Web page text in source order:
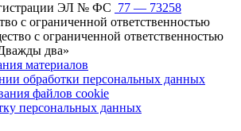
ЭЛ № ФС 77 — 73258
с ограниченной ответственностью
с ограниченной ответственностью
два»
материалов
обработки персональных данных
файлов cookie
персональных данных